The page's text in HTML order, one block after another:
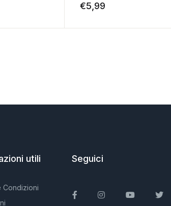
€5,99
utili
Condizioni
Seguici
FacebookInstagramYou Tube